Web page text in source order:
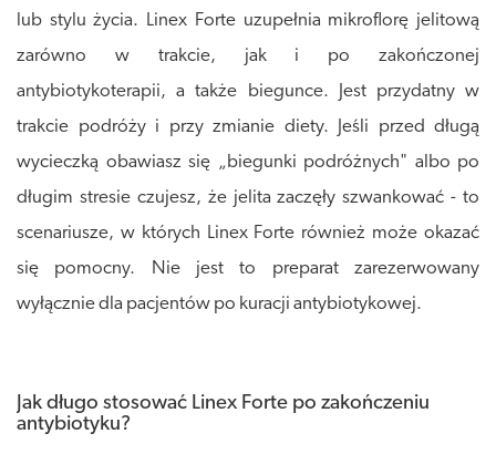
lub stylu życia. Linex Forte uzupełnia mikroflorę jelitową
zarówno w trakcie, jak i po zakończonej
antybiotykoterapii, a także biegunce. Jest przydatny w
trakcie podróży i przy zmianie diety. Jeśli przed długą
wycieczką obawiasz się „biegunki podróżnych" albo po
długim stresie czujesz, że jelita zaczęły szwankować - to
scenariusze, w których Linex Forte również może okazać
się pomocny. Nie jest to preparat zarezerwowany
wyłącznie dla pacjentów po kuracji antybiotykowej.
Jak długo stosować Linex Forte po zakończeniu
antybiotyku?